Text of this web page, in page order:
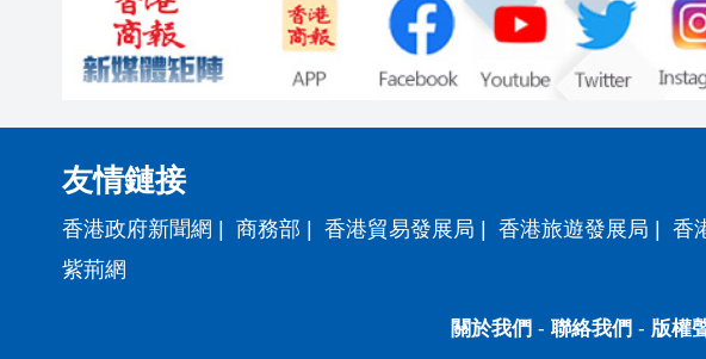
友情鏈接
香港政府新聞網 商務部 香港貿易發展局 香港旅遊發展局 香
紫荊網
關於我們 - 聯絡我們 - 版權